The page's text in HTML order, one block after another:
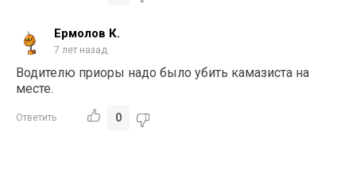
Ермолов К.
7 лет назад
Водителю приоры надо было убить камазиста на
месте.
Ответить 0